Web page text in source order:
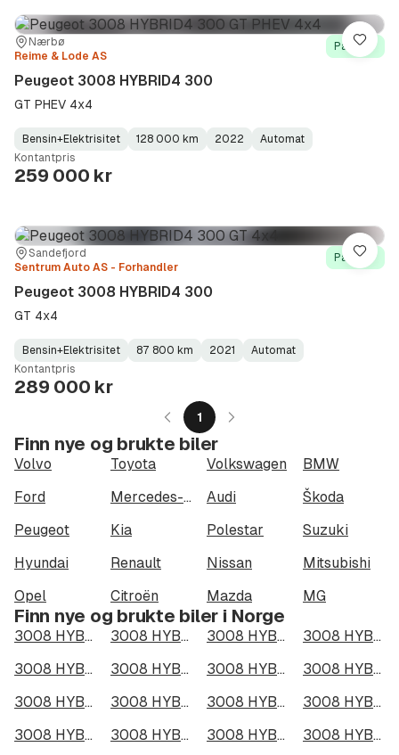
Sted:Nærbø
Forhandler:
Reime & Lode AS
På lager
Peugeot 3008 HYBRID4 300
GT PHEV 4x4
Fuel
Type:
Bensin+Elektrisitet
Kilometerstand: 128 000 km
Model
Year:
2022
Gearbox
Type:
Automat
Kontantpris
259 000 kr
Lagre
Sted:
Sandefjord
Forhandler:
Sentrum Auto AS - Forhandler
På lager
Peugeot 3008 HYBRID4 300
GT 4x4
Fuel
Type:
Bensin+Elektrisitet
Kilometerstand: 87 800 km
Model
Year:
2021
Gearbox
Type:
Automat
Kontantpris
289 000 kr
Lagre
1
Finn nye og brukte biler
Volvo Toyota Volkswagen
BMW
Ford
Mercedes-Benz Audi
Škoda
Peugeot
Kia Polestar
Suzuki
Hyundai
Renault Nissan
Mitsubishi
Opel
Citroën Mazda MG
Finn nye og brukte biler i Norge
3008 HYBRID4 300 i Oslo 3008 HYBRID4 300 i Bergen 3008 HYBRID4 300 i Trondheim
3008 HYBRID4 300 i Stavanger
3008 HYBRID4 300 i Kristiansand
3008 HYBRID4 300 i Fredrikstad 3008 HYBRID4 300 i Drammen
3008 HYBRID4 300 i Skien
3008 HYBRID4 300 i Tromsø
3008 HYBRID4 300 i Ålesund 3008 HYBRID4 300 i Moss
3008 HYBRID4 300 i Porsgrunn
3008 HYBRID4 300 i Bodø
3008 HYBRID4 300 i Arendal 3008 HYBRID4 300 i Hamar 3008 HYBRID4 300 i Larvik